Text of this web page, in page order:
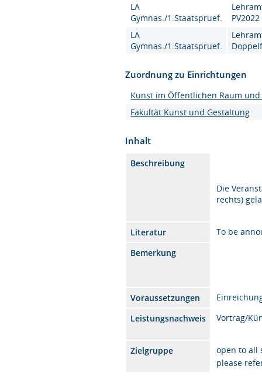
LA
Gymnas./1.Staatspruef.
PV2022
LA
Gymnas./1.Staatspruef.
Zuordnung zu Einrichtungen
Kunst im Öffentlichen Raum
Fakultät Kunst und Gestaltung
Inhalt
Beschreibung
Die
rechts)
Literatur
To be
Bemerkung
Voraussetzungen
Leistungsnachweis
Vortrag/
Zielgruppe
open to all
please